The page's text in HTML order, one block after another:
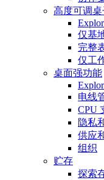
高度可调桌
仅基
完整
仅工
桌面强功能
电线
CPU
隐私
供应
组织
贮存
探索